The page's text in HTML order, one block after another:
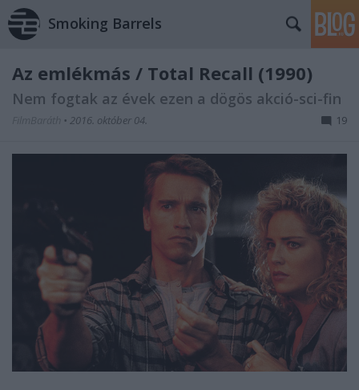
Smoking Barrels
Az emlékmás / Total Recall (1990)
Nem fogtak az évek ezen a dögös akció-sci-fin
• 2016. október 04. 19